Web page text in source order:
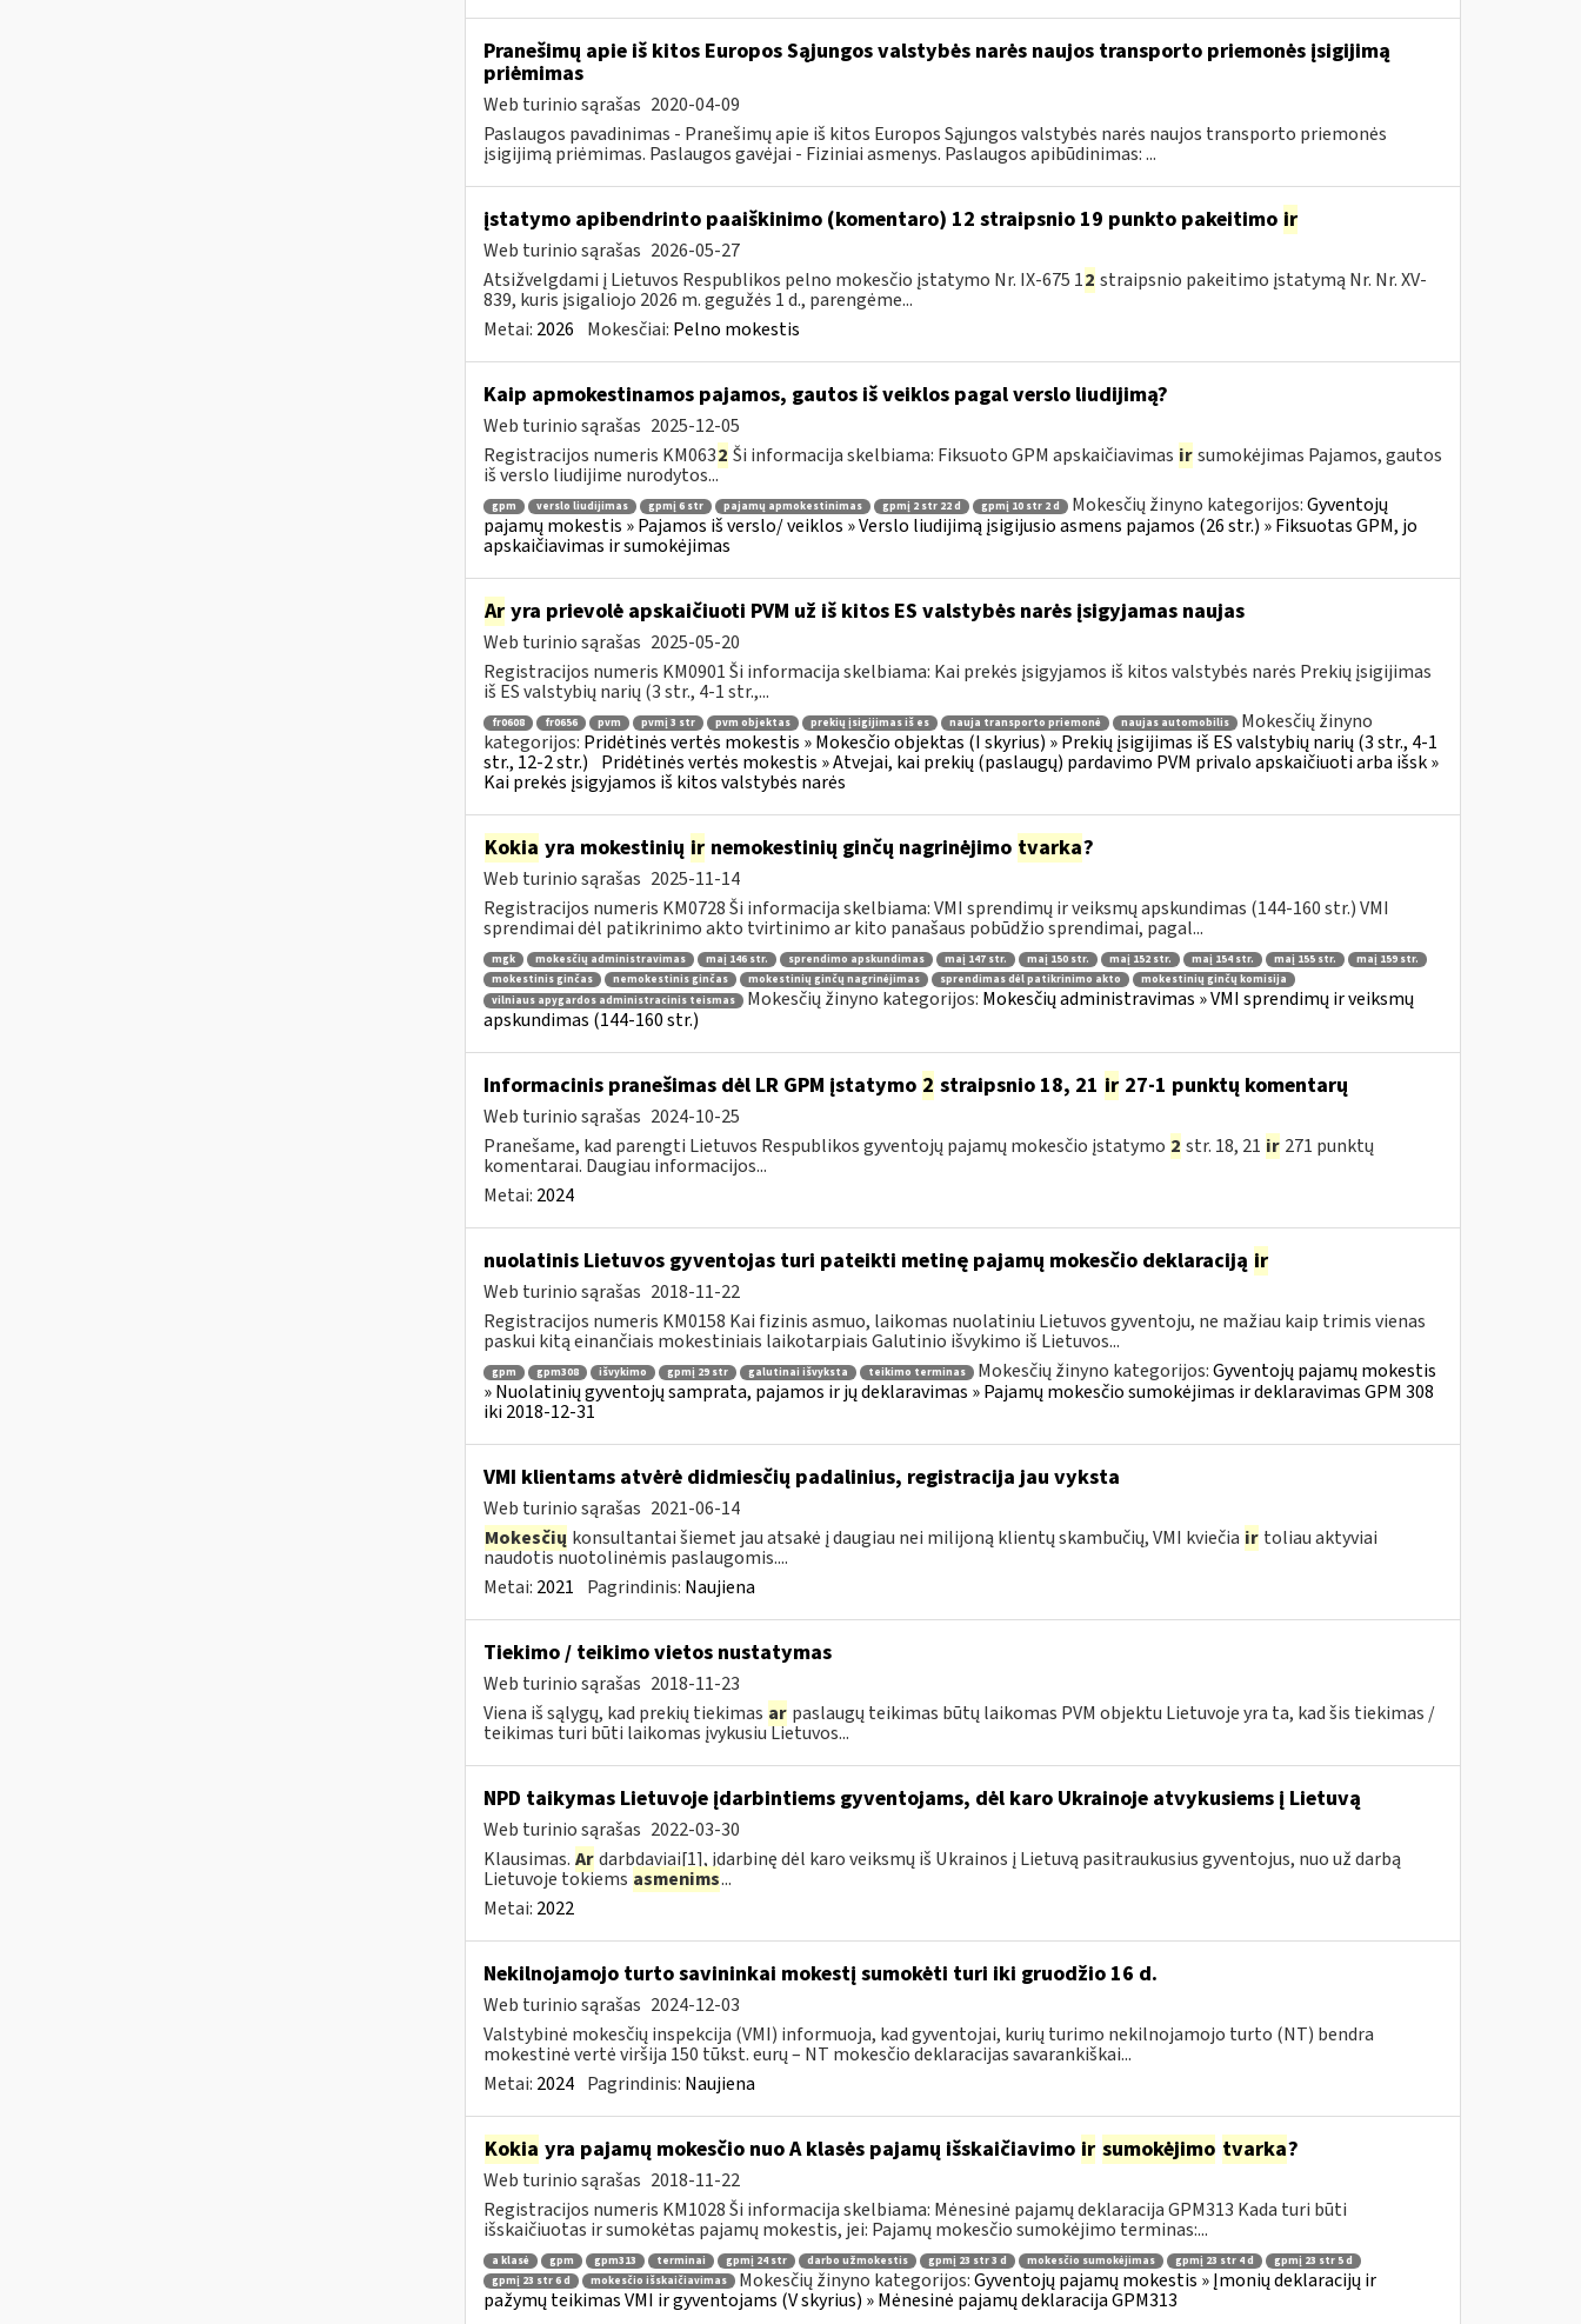
Pranešimų apie iš kitos Europos Sąjungos valstybės narės naujos transporto priemonės įsigijimą
priėmimas
Web turinio sąrašas 2020-04-09
Paslaugos pavadinimas - Pranešimų apie iš kitos Europos Sąjungos valstybės narės naujos transporto priemonės
įsigijimą priėmimas. Paslaugos gavėjai - Fiziniai asmenys. Paslaugos apibūdinimas: ...
įstatymo apibendrinto paaiškinimo (komentaro) 12 straipsnio 19 punkto pakeitimo ir
Web turinio sąrašas 2026-05-27
Atsižvelgdami į Lietuvos Respublikos pelno mokesčio įstatymo Nr. IX-675 12 straipsnio pakeitimo įstatymą Nr. Nr. XV-
839, kuris įsigaliojo 2026 m. gegužės 1 d., parengėme...
Metai: 2026 Mokesčiai: Pelno mokestis
Kaip apmokestinamos pajamos, gautos iš veiklos pagal verslo liudijimą?
Web turinio sąrašas 2025-12-05
Registracijos numeris KM0632 Ši informacija skelbiama: Fiksuoto GPM apskaičiavimas ir sumokėjimas Pajamos, gautos
iš verslo liudijime nurodytos...
gpm verslo liudijimas gpmį 6 str pajamų apmokestinimas gpmį 2 str 22 d gpmį 10 str 2 d Mokesčių žinyno kategorijos:Gyventojų
pajamų mokestis » Pajamos iš verslo/ veiklos » Verslo liudijimą įsigijusio asmens pajamos (26 str.) » Fiksuotas GPM, jo
apskaičiavimas ir sumokėjimas
Aryra prievolė apskaičiuoti PVM už iš kitos ES valstybės narės įsigyjamas naujas
Web turinio sąrašas 2025-05-20
Registracijos numeris KM0901 Ši informacija skelbiama: Kai prekės įsigyjamos iš kitos valstybės narės Prekių įsigijimas
iš ES valstybių narių (3 str., 4-1 str.,...
fr0608 fr0656 pvm pvmį 3 str pvm objektas prekių įsigijimas iš es nauja transporto priemonė naujas automobilis
Mokesčių žinyno
kategorijos: Pridėtinės vertės mokestis » Mokesčio objektas (I skyrius) » Prekių įsigijimas iš ES valstybių narių (3 str., 4-1
str., 12-2 str.) Pridėtinės vertės mokestis » Atvejai, kai prekių (paslaugų) pardavimo PVM privalo apskaičiuoti arba išsk »
Kai prekės įsigyjamos iš kitos valstybės narės
Kokia yra mokestinių irnemokestinių ginčų nagrinėjimo tvarka?
Web turinio sąrašas 2025-11-14
Registracijos numeris KM0728 Ši informacija skelbiama: VMI sprendimų ir veiksmų apskundimas (144-160 str.) VMI
sprendimai dėl patikrinimo akto tvirtinimo ar kito panašaus pobūdžio sprendimai, pagal...
mgk mokesčių administravimas maį 146 str. sprendimo apskundimas maį 147 str. maį 150 str. maį 152 str. maį 154 str. maį 155 str.
maį 159 str.
mokestinis ginčas
nemokestinis ginčas mokestinių ginčų nagrinėjimas sprendimas dėl patikrinimo akto
mokestinių ginčų komisija
vilniaus apygardos administracinis teismas
Mokesčių žinyno kategorijos: Mokesčių administravimas » VMI sprendimų ir veiksmų
apskundimas (144-160 str.)
Informacinis pranešimas dėl LR GPM įstatymo 2 straipsnio 18, 21 ir27-1 punktų komentarų
Web turinio sąrašas 2024-10-25
Pranešame, kad parengti Lietuvos Respublikos gyventojų pajamų mokesčio įstatymo 2 str. 18, 21 ir 271 punktų
komentarai. Daugiau informacijos...
Metai: 2024
nuolatinis Lietuvos gyventojas turi pateikti metinę pajamų mokesčio deklaraciją ir
Web turinio sąrašas 2018-11-22
Registracijos numeris KM0158 Kai fizinis asmuo, laikomas nuolatiniu Lietuvos gyventoju, ne mažiau kaip trimis vienas
paskui kitą einančiais mokestiniais laikotarpiais Galutinio išvykimo iš Lietuvos...
gpm gpm308 išvykimo gpmį 29 str galutinai išvyksta teikimo terminas Mokesčių žinyno kategorijos:Gyventojų pajamų mokestis
» Nuolatinių gyventojų samprata, pajamos ir jų deklaravimas » Pajamų mokesčio sumokėjimas ir deklaravimas GPM 308
iki 2018-12-31
VMI klientams atvėrė didmiesčių padalinius, registracija jau vyksta
Web turinio sąrašas 2021-06-14
Mokesčių konsultantai šiemet jau atsakė į daugiau nei milijoną klientų skambučių, VMI kviečia ir toliau aktyviai
naudotis nuotolinėmis paslaugomis....
Metai: 2021 Pagrindinis: Naujiena
Tiekimo / teikimo vietos nustatymas
Web turinio sąrašas 2018-11-23
Viena iš sąlygų, kad prekių tiekimas ar paslaugų teikimas būtų laikomas PVM objektu Lietuvoje yra ta, kad šis tiekimas /
teikimas turi būti laikomas įvykusiu Lietuvos...
NPD taikymas Lietuvoje įdarbintiems gyventojams, dėl karo Ukrainoje atvykusiems į Lietuvą
Web turinio sąrašas 2022-03-30
Klausimas. Ar darbdaviai[1], įdarbinę dėl karo veiksmų iš Ukrainos į Lietuvą pasitraukusius gyventojus, nuo už darbą
Lietuvoje tokiems asmenims...
Metai: 2022
Nekilnojamojo turto savininkai mokestį sumokėti turi iki gruodžio 16 d.
Web turinio sąrašas 2024-12-03
Valstybinė mokesčių inspekcija (VMI) informuoja, kad gyventojai, kurių turimo nekilnojamojo turto (NT) bendra
mokestinė vertė viršija 150 tūkst. eurų – NT mokesčio deklaracijas savarankiškai...
Metai: 2024 Pagrindinis: Naujiena
Kokia yra pajamų mokesčio nuo A klasės pajamų išskaičiavimo ir sumokėjimo tvarka?
Web turinio sąrašas 2018-11-22
Registracijos numeris KM1028 Ši informacija skelbiama: Mėnesinė pajamų deklaracija GPM313 Kada turi būti
išskaičiuotas ir sumokėtas pajamų mokestis, jei: Pajamų mokesčio sumokėjimo terminas:...
a klasė gpm gpm313 terminai gpmį 24 str darbo užmokestis gpmį 23 str 3 d mokesčio sumokėjimas gpmį 23 str 4 d
gpmį 23 str 5 d
gpmį 23 str 6 d
mokesčio išskaičiavimas Mokesčių žinyno kategorijos:Gyventojų pajamų mokestis » Įmonių deklaracijų ir
pažymų teikimas VMI ir gyventojams (V skyrius) » Mėnesinė pajamų deklaracija GPM313